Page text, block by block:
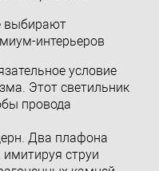
выбирают
интерьеров
условие
Этот светильник
провода
Два плафона
струи